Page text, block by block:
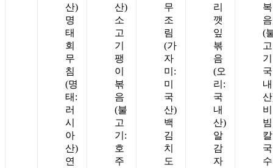
산)
명
태
회
무
침
(명
태:
러
시
아
산)
연
산)
소
고
기
팽
이
볶
음
(불
고
기:
호
주
무
조
림
(가
자
미:
미
국
산)
백
김
치
도
리
깻
잎
볶
음
(오
리:
국
내
산)
알
감
자
복
음
(
고
국
내
비
빔
칼
국
수